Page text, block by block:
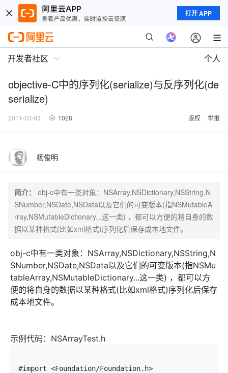
打开 APP
开发者社区 个人
objective-C中的序列化(serialize)与反序列化(de
serialize)
2011-03-03 1028 版权 举报
杨俊明
简介：
obj-c中有一类对象：NSArray,NSDictionary,NSString,N
SNumber,NSDate,NSData以及它们的可变版本(指NSMutableA
rray,NSMutableDictionary...这一类) ，都可以方便的将自身的数
据以某种格式(比如xml格式)序列化后保存成本地文件。
obj-c中有一类对象：NSArray,NSDictionary,NSString,N
SNumber,NSDate,NSData以及它们的可变版本(指NSMu
tableArray,NSMutableDictionary...这一类) ，都可以方
便的将自身的数据以某种格式(比如xml格式)序列化后保存
成本地文件。
示例代码：NSArrayTest.h
#import <Foundation/Foundation.h>